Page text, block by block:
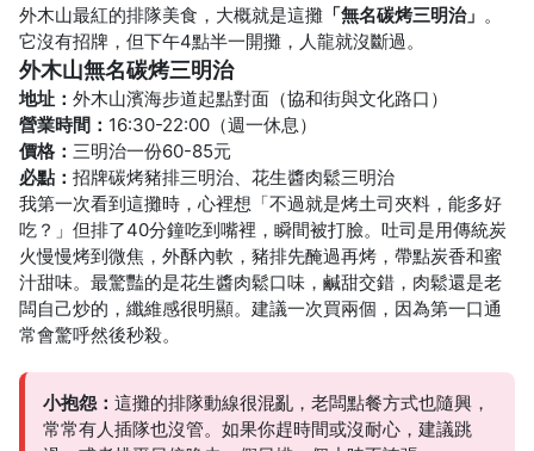
外木山最紅的排隊美食，大概就是這攤 「無名碳烤三明治」 。
它沒有招牌，但下午4點半一開攤，人龍就沒斷過。
外木山無名碳烤三明治
地址： 外木山濱海步道起點對面（協和街與文化路口）
營業時間： 16:30-22:00（週一休息）
價格： 三明治一份60-85元
必點： 招牌碳烤豬排三明治、花生醬肉鬆三明治
我第一次看到這攤時，心裡想「不過就是烤土司夾料，能多好
吃？」但排了40分鐘吃到嘴裡，瞬間被打臉。吐司是用傳統炭
火慢慢烤到微焦，外酥內軟，豬排先醃過再烤，帶點炭香和蜜
汁甜味。最驚豔的是花生醬肉鬆口味，鹹甜交錯，肉鬆還是老
闆自己炒的，纖維感很明顯。建議一次買兩個，因為第一口通
常會驚呼然後秒殺。
小抱怨： 這攤的排隊動線很混亂，老闆點餐方式也隨興，
常常有人插隊也沒管。如果你趕時間或沒耐心，建議跳